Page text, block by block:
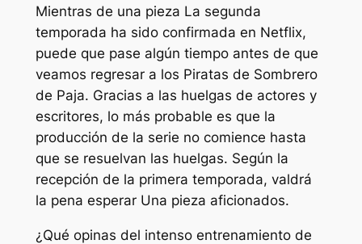
Mientras de una pieza La segunda
temporada ha sido confirmada en Netflix,
puede que pase algún tiempo antes de que
veamos regresar a los Piratas de Sombrero
de Paja. Gracias a las huelgas de actores y
escritores, lo más probable es que la
producción de la serie no comience hasta
que se resuelvan las huelgas. Según la
recepción de la primera temporada, valdrá
la pena esperar Una pieza aficionados.
¿Qué opinas del intenso entrenamiento de